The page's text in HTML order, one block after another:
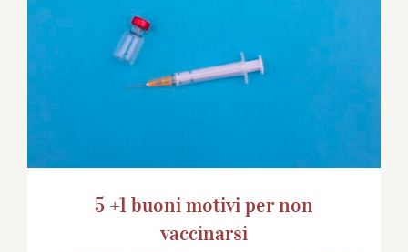
5 +1 buoni motivi per non vaccinarsi
5 +1 buoni motivi per non
vaccinarsi